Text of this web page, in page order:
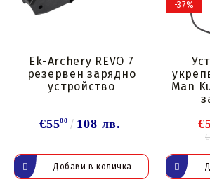
Ek-Archery REVO 7
резервен зарядно
устройство
€5500 108 лв.
-37%
Man